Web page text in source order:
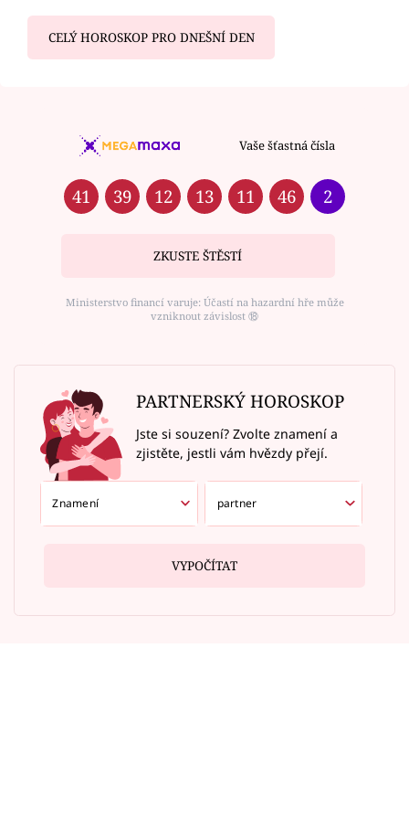
CELÝ HOROSKOP PRO DNEŠNÍ DEN
Vaše šťastná čísla
41 39 12 13 11 46 2
ZKUSTE ŠTĚSTÍ
Ministerstvo financí varuje: Účastí na hazardní hře může
vzniknout závislost ⑱
PARTNERSKÝ HOROSKOP
Jste si souzení? Zvolte znamení a
zjistěte, jestli vám hvězdy přejí.
VYPOČÍTAT